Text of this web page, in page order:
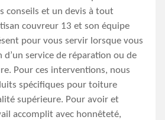
conseils et un devis à tout
couvreur 13 et son équipe
pour vous servir lorsque vous
d’un service de réparation ou de
Pour ces interventions, nous
spécifiques pour toiture
supérieure. Pour avoir et
accomplit avec honnêteté,